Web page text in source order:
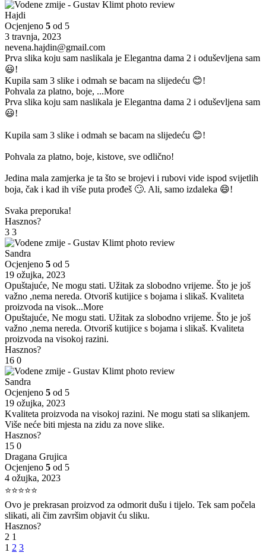
Hajdi
Ocjenjeno 5 od 5
3 travnja, 2023
nevena.hajdin@gmail.com
Prva slika koju sam naslikala je Elegantna dama 2 i oduševljena sam
😃!
Kupila sam 3 slike i odmah se bacam na slijedeću 😊!
Pohvala za platno, boje, ...More
Prva slika koju sam naslikala je Elegantna dama 2 i oduševljena sam
😃!
Kupila sam 3 slike i odmah se bacam na slijedeću 😊!
Pohvala za platno, boje, kistove, sve odlično!
Jedina mala zamjerka je ta što se brojevi i rubovi vide ispod svijetlih
boja, čak i kad ih više puta prođeš 🙄. Ali, samo izdaleka 😄!
Svaka preporuka!
Hasznos?
3 3
Sandra
Ocjenjeno 5 od 5
19 ožujka, 2023
Opuštajuće, Ne mogu stati. Užitak za slobodno vrijeme. Što je još
važno ,nema nereda. Otvoriš kutijice s bojama i slikaš. Kvaliteta
proizvoda na visok...More
Opuštajuće, Ne mogu stati. Užitak za slobodno vrijeme. Što je još
važno ,nema nereda. Otvoriš kutijice s bojama i slikaš. Kvaliteta
proizvoda na visokoj razini.
Hasznos?
16 0
Sandra
Ocjenjeno 5 od 5
19 ožujka, 2023
Kvaliteta proizvoda na visokoj razini. Ne mogu stati sa slikanjem.
Više neće biti mjesta na zidu za nove slike.
Hasznos?
15 0
Dragana Grujica
Ocjenjeno 5 od 5
4 ožujka, 2023
⭐⭐⭐⭐⭐
Ovo je prekrasan proizvod za odmorit dušu i tijelo. Tek sam počela
slikati, ali čim završim objavit ću sliku.
Hasznos?
2 1
1 2 3